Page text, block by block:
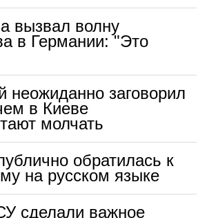
вызвал волну
в Германии: "Это
неожиданно заговорил
в Киеве
молчать
обратилась к
на русском языке
сделали важное